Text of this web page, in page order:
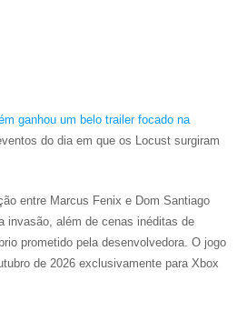
ganhou um belo trailer focado na
do dia em que os Locust surgiram
entre Marcus Fenix e Dom Santiago
invasão, além de cenas inéditas de
prometido pela desenvolvedora. O jogo
de 2026 exclusivamente para Xbox